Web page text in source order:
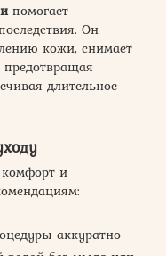
помогает
Он
кожи, снимает
длительное
и
аккуратно